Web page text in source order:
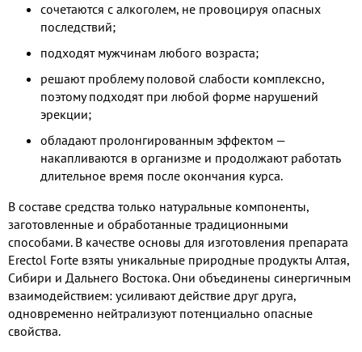
сочетаются с алкоголем, не провоцируя опасных
последствий;
подходят мужчинам любого возраста;
решают проблему половой слабости комплексно,
поэтому подходят при любой форме нарушений
эрекции;
обладают пролонгированным эффектом —
накапливаются в организме и продолжают работать
длительное время после окончания курса.
В составе средства только натуральные компоненты,
заготовленные и обработанные традиционными
способами. В качестве основы для изготовления препарата
Erectol Forte взяты уникальные природные продукты Алтая,
Сибири и Дальнего Востока. Они объединены синергичным
взаимодействием: усиливают действие друг друга,
одновременно нейтрализуют потенциально опасные
свойства.